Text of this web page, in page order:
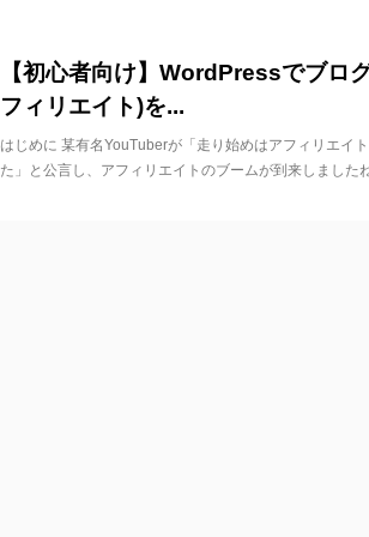
【初心者向け】WordPressでブロ
フィリエイト)を...
はじめに 某有名YouTuberが「走り始めはアフィリエイ
た」と公言し、アフィリエイトのブームが到来しました